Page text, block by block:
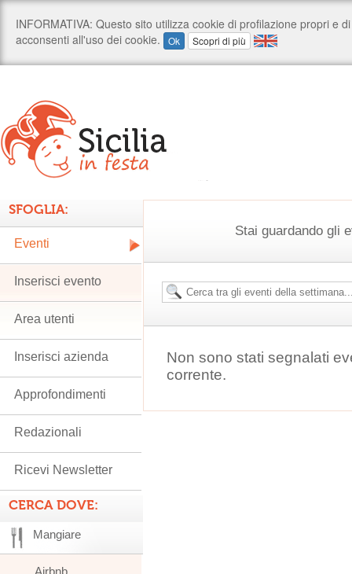
Stai guardando gli
Non sono stati segnalati
corrente.
SFOGLIA:
Eventi
Inserisci evento
Area utenti
Inserisci azienda
Approfondimenti
Redazionali
Ricevi Newsletter
CERCA DOVE:
Mangiare
Airbnb